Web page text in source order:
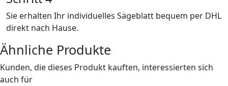
Sie erhalten Ihr individuelles Sägeblatt bequem per DHL
direkt nach Hause.
Ähnliche Produkte
Kunden, die dieses Produkt kauften, interessierten sich
auch für